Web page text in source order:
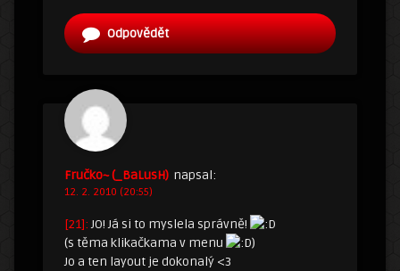
Odpovědět
Fručko~ (_BaLusH) napsal:
12. 2. 2010 (20:55)
[21]:JO! Já si to myslela správně!
(s těma klikačkama v menu
)
Jo a ten layout je dokonalý <3